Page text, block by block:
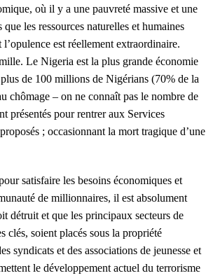
où il y a une pauvreté massive et une
les ressources naturelles et humaines
est réellement extraordinaire.
Le Nigeria est la plus grande économie
de 100 millions de Nigérians (70% de la
chômage – on ne connaît pas le nombre de
présentés pour rentrer aux Services
; occasionnant la mort tragique d’une
satisfaire les besoins économiques et
de millionnaires, il est absolument
détruit et que les principaux secteurs de
clés, soient placés sous la propriété
syndicats et des associations de jeunesse et
le développement actuel du terrorisme